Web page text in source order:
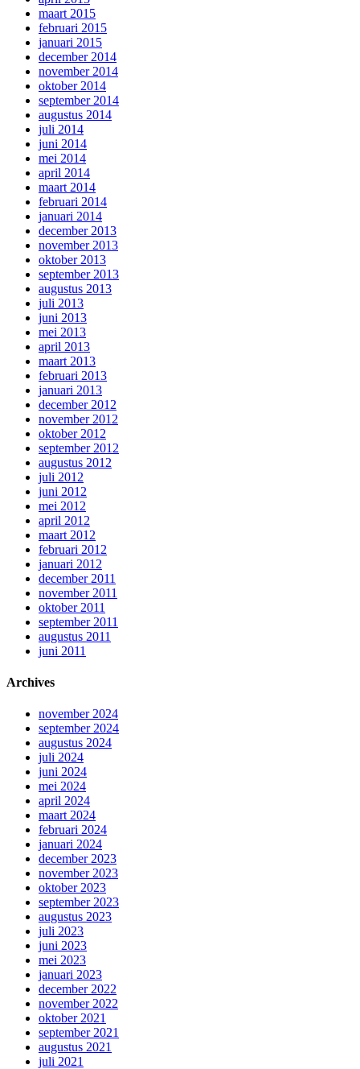
maart 2015
februari 2015
januari 2015
december 2014
november 2014
oktober 2014
september 2014
augustus 2014
juli 2014
juni 2014
mei 2014
april 2014
maart 2014
februari 2014
januari 2014
december 2013
november 2013
oktober 2013
september 2013
augustus 2013
juli 2013
juni 2013
mei 2013
april 2013
maart 2013
februari 2013
januari 2013
december 2012
november 2012
oktober 2012
september 2012
augustus 2012
juli 2012
juni 2012
mei 2012
april 2012
maart 2012
februari 2012
januari 2012
december 2011
november 2011
oktober 2011
september 2011
augustus 2011
juni 2011
Archives
november 2024
september 2024
augustus 2024
juli 2024
juni 2024
mei 2024
april 2024
maart 2024
februari 2024
januari 2024
december 2023
november 2023
oktober 2023
september 2023
augustus 2023
juli 2023
juni 2023
mei 2023
januari 2023
december 2022
november 2022
oktober 2021
september 2021
augustus 2021
juli 2021